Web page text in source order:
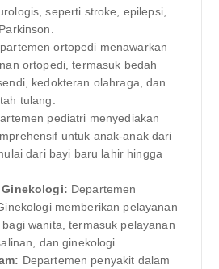
seperti stroke, epilepsi,
ortopedi menawarkan
ortopedi, termasuk bedah
kedokteran olahraga, dan
tulang.
pediatri menyediakan
untuk anak-anak dari
dari bayi baru lahir hingga
Departemen
memberikan pelayanan
wanita, termasuk pelayanan
dan ginekologi.
Departemen penyakit dalam